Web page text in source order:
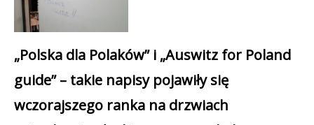
„Polska dla Polaków” i „Auswitz for Poland
guide” – takie napisy pojawiły się
wczorajszego ranka na drzwiach